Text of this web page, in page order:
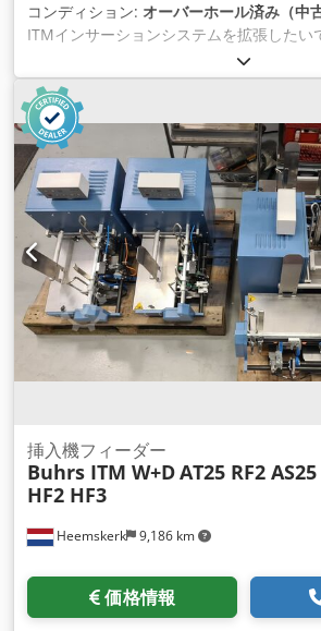
コンディション: オーバーホール済み（中古
ITMインサーションシステムを拡張したい
すべてのモジュールが揃っています！
ートシステムの初期、マシンベース、ま
ール可能な、可能な限りのオリジナルモ
います。 同様に - ミューラー・アパラー
紙/読み取り/回収/落下用シングルシート
ザクション・チャンネル） - ミューラー・
裁断機（A4書類の給紙/読取/回収/落下用裁
紙処理用）（トランザクション・チャネ
シングコンベアモジュール - ITM アライ
ール Chodpot Akt Defx Abrja - ITM メー
- Buhrs ITM フィーダー - ロータリー - フ
ーとプッシュフィーダー お使いのBuhrs
BB600、BB700をさらに拡張し、生産の可
Heemskerk 9,186 km
挿入機フィーダー
Buhrs ITM W+DAT25 RF2 AS25
HF2 HF3
価格情報